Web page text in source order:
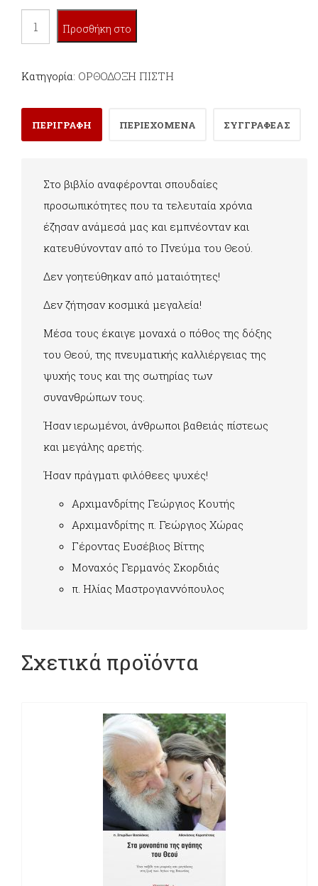
ΨΥΧΕΣ
ΠΑΡΑΔΕΙΣΟΥ
Προσθήκη στο
Κατηγορία: ΟΡΘΟΔΟΞΗ ΠΙΣΤΗ
ΠΕΡΙΓΡΑΦΗ ΠΕΡΙΕΧΟΜΕΝΑ ΣΥΓΓΡΑΦΕΑΣ
Στο βιβλίο αναφέρονται σπουδαίες
προσωπικότητες που τα τελευταία χρόνια
έζησαν ανάμεσά μας και εμπνέονταν και
κατευθύνονταν από το Πνεύμα του Θεού.
Δεν γοητεύθηκαν από ματαιότητες!
Δεν ζήτησαν κοσμικά μεγαλεία!
Μέσα τους έκαιγε μοναχά ο πόθος της δόξης
του Θεού, της πνευματικής καλλιέργειας της
ψυχής τους και της σωτηρίας των
συνανθρώπων τους.
Ήσαν ιερωμένοι, άνθρωποι βαθειάς πίστεως
και μεγάλης αρετής.
Ήσαν πράγματι φιλόθεες ψυχές!
Αρχιμανδρίτης Γεώργιος Κουτής
Αρχιμανδρίτης π. Γεώργιος Χώρας
Γέροντας Ευσέβιος Βίττης
Μοναχός Γερμανός Σκορδιάς
π. Ηλίας Μαστρογιαννόπουλος
Σχετικά προϊόντα